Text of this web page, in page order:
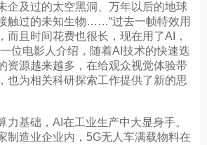
及过的太空黑洞、万年以后的地球
触过的未知生物……“过去一帧特效用
而且时间花费也很长，现在用了AI，
位电影人介绍，随着AI技术的快速迭
资源越来越多，在给观众视觉体验带
也为相关科研探索工作提供了新的思
基础，AI在工业生产中大显身手。
制造业企业内，5G无人车满载物料在